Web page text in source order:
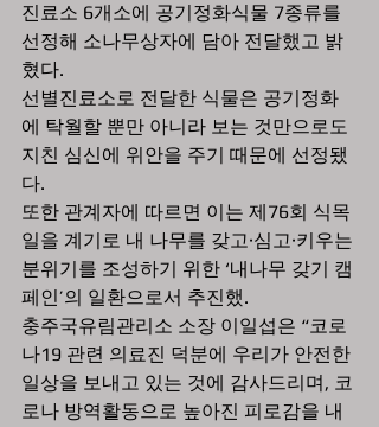
진료소 6개소에 공기정화식물 7종류를
선정해 소나무상자에 담아 전달했고 밝
혔다.
선별진료소로 전달한 식물은 공기정화
에 탁월할 뿐만 아니라 보는 것만으로도
지친 심신에 위안을 주기 때문에 선정됐
다.
또한 관계자에 따르면 이는 제76회 식목
일을 계기로 내 나무를 갖고·심고·키우는
분위기를 조성하기 위한 ‘내나무 갖기 캠
페인’의 일환으로서 추진했.
충주국유림관리소 소장 이일섭은 “코로
나19 관련 의료진 덕분에 우리가 안전한
일상을 보내고 있는 것에 감사드리며, 코
로나 방역활동으로 높아진 피로감을 내